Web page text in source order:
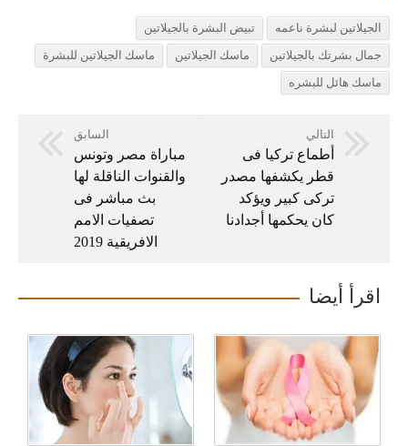
الجيلاتين لبشرة ناعمه
تبيض البشرة بالجيلاتين
جمال بشرتك بالجيلاتين
ماسك الجيلاتين
ماسك الجيلاتين للبشرة
ماسك هائل للبشره
التالي
أطماع تركيا فى
قطر يكشفها مصدر
تركى كبير ويؤكد
كان يحكمها أجدادنا
السابق
مباراة مصر وتونس
والقنوات الناقلة لها
بث مباشر فى
تصفيات الامم
الافريقية 2019
اقرأ أيضا